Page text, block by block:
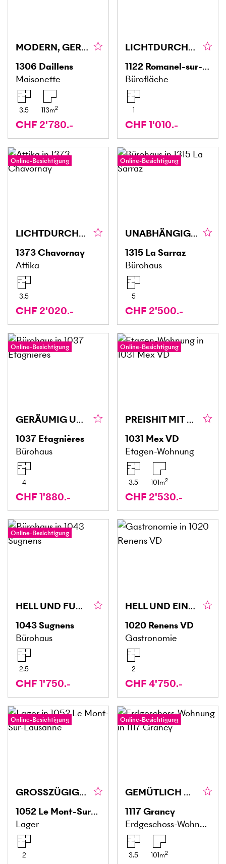
MODERN, GERÄUMIG UND AM RAND DER NATUR!
1306 Daillens
Maisonette
3.5 113m2
CHF 2'780.-
LICHTDURCHFLUTET, FLEXIBEL & MODERN
1122 Romanel-sur-Morges
Bürofläche
1
CHF 1'010.-
Online-Besichtigung
LICHTDURCHFLUTET, RUHIG & MIT EXTRA-FLÄCHE
1373Chavornay
Attika
3.5
CHF 2'020.-
Online-Besichtigung
UNABHÄNGIG, STRATEGISCH UND GUT GELEGEN
1315 La Sarraz
Bürohaus
5
CHF 2'500.-
Online-Besichtigung
GERÄUMIG UND ZENTRAL
1037 Etagnières
Bürohaus
4
CHF 1'880.-
Online-Besichtigung
PREISHIT MIT BLICK AUF DEN JURA
1031 Mex VD
Etagen-Wohnung
3.5 101m2
CHF 2'530.-
Online-Besichtigung
HELL UND FUNKTIONAL
1043Sugnens
Bürohaus
2.5
CHF 1'750.-
HELL UND EINLADEND
1020 Renens VD
Gastronomie
2
CHF 4'750.-
Online-Besichtigung
GROSSZÜGIGE FLÄCHE AN HERVORRAGENDER LAGE
1052 Le Mont-Sur-Lausanne
Lager
2
Online-Besichtigung
GEMÜTLICH MIT HERRLICHEM GARTEN
1117Grancy
Erdgeschoss-Wohnung
3.5 101m2